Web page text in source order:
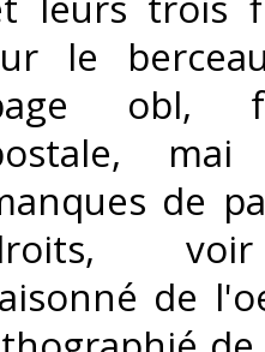
le
obl,
de
voir
de